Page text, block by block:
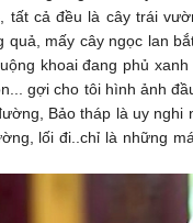
tất cả đều là cây trái
quả, mấy cây ngọc lan
khoai đang phủ
gợi cho tôi hình ảnh
Bảo tháp là uy nghi
lối đi..chỉ là những